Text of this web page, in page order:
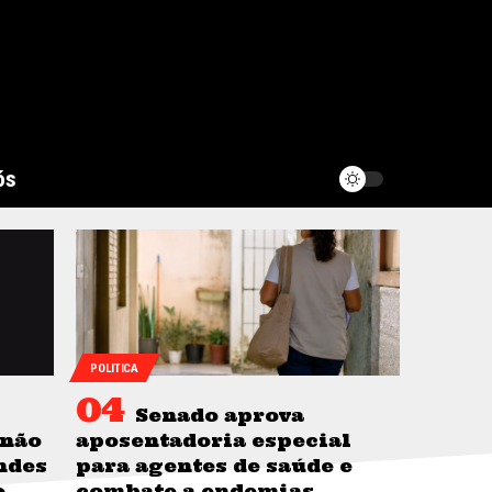
POLITICA
Senado aprova
aposentadoria especial
para agentes de saúde e